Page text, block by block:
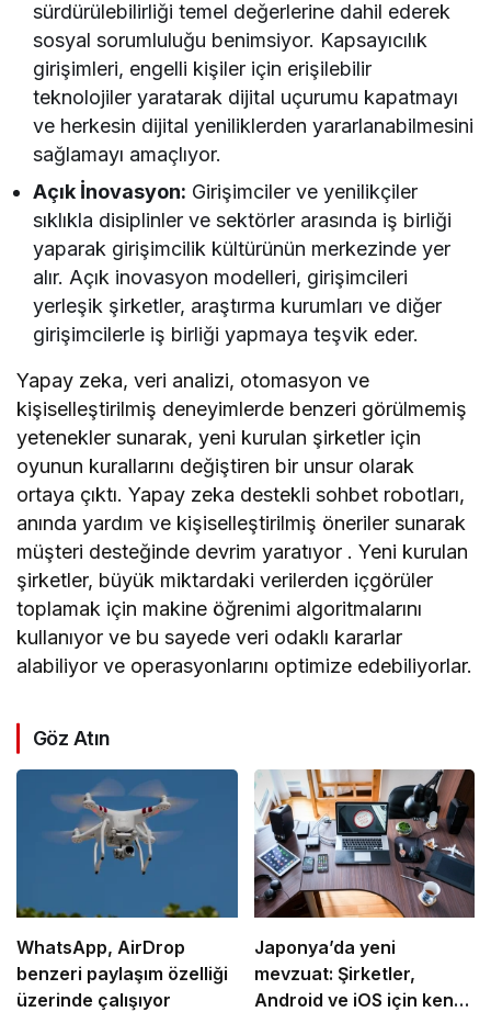
sürdürülebilirliği temel değerlerine dahil ederek
sosyal sorumluluğu benimsiyor. Kapsayıcılık
girişimleri, engelli kişiler için erişilebilir
teknolojiler yaratarak dijital uçurumu kapatmayı
ve herkesin dijital yeniliklerden yararlanabilmesini
sağlamayı amaçlıyor.
Açık İnovasyon: Girişimciler ve yenilikçiler
sıklıkla disiplinler ve sektörler arasında iş birliği
yaparak girişimcilik kültürünün merkezinde yer
alır. Açık inovasyon modelleri, girişimcileri
yerleşik şirketler, araştırma kurumları ve diğer
girişimcilerle iş birliği yapmaya teşvik eder.
Yapay zeka, veri analizi, otomasyon ve
kişiselleştirilmiş deneyimlerde benzeri görülmemiş
yetenekler sunarak, yeni kurulan şirketler için
oyunun kurallarını değiştiren bir unsur olarak
ortaya çıktı. Yapay zeka destekli sohbet robotları,
anında yardım ve kişiselleştirilmiş öneriler sunarak
müşteri desteğinde devrim yaratıyor . Yeni kurulan
şirketler, büyük miktardaki verilerden içgörüler
toplamak için makine öğrenimi algoritmalarını
kullanıyor ve bu sayede veri odaklı kararlar
alabiliyor ve operasyonlarını optimize edebiliyorlar.
Göz Atın
WhatsApp, AirDrop
benzeri paylaşım özelliği
üzerinde çalışıyor
Japonya’da yeni
mevzuat: Şirketler,
Android ve iOS için kendi